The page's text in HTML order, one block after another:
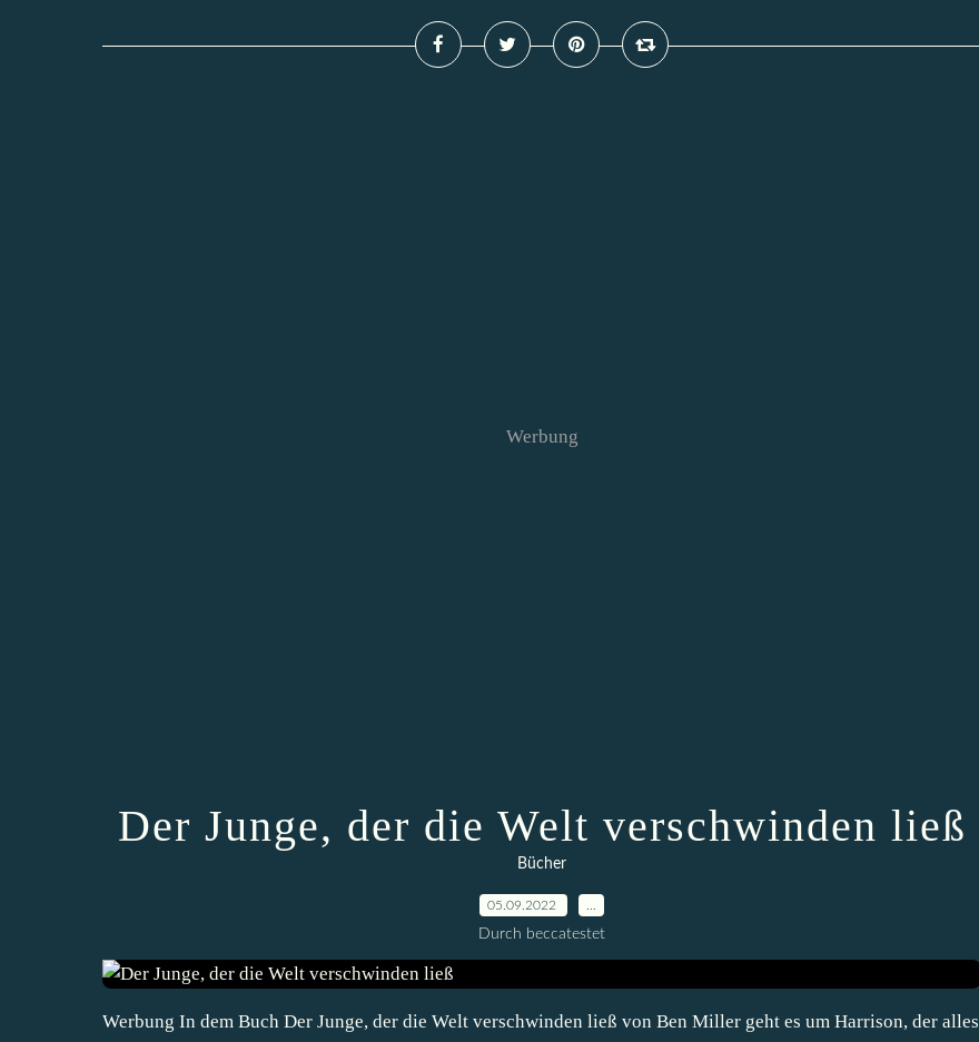
Werbung
Der Junge, der die Welt verschwinden ließ
Bücher
05.09.2022
Durch beccatestet
Werbung In dem Buch Der Junge, der die Welt verschwinden ließ von Ben Miller geht es um Harrison, der alles